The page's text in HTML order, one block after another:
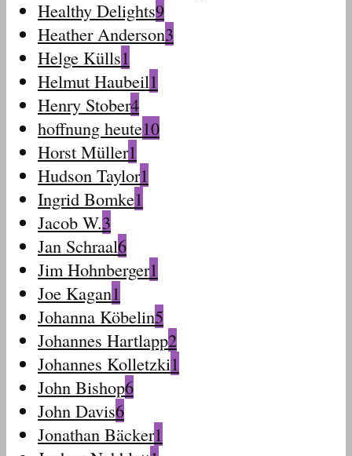
Healthy Delights9
Heather Anderson3
Helge Külls1
Helmut Haubeil1
Henry Stober4
hoffnung heute10
Horst Müller1
Hudson Taylor1
Ingrid Bomke1
Jacob W.3
Jan Schraal6
Jim Hohnberger1
Joe Kagan1
Johanna Köbelin5
Johannes Hartlapp2
Johannes Kolletzki1
John Bishop6
John Davis6
Jonathan Bäcker1